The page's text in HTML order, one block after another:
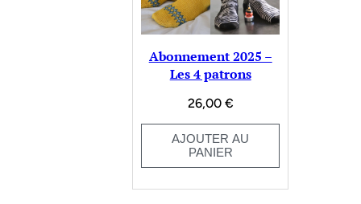
Abonnement 2025 –
Les 4 patrons
26,00 €
AJOUTER AU
PANIER